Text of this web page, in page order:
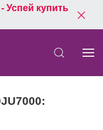
Успей купить